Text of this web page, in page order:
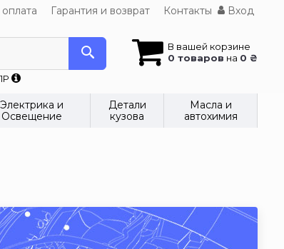
Гарантия и возврат Контакты Вход
В вашей корзине
0 товаров на 0 ₴
Электрика и
Освещение
Детали
кузова
Масла и
автохимия